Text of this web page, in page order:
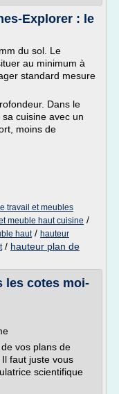
Explorer : le
du sol. Le
au minimum à
standard mesure
Dans le
cuisine avec un
moins de
travail et meubles
meuble haut cuisine /
haut/ hauteur
/ hauteur plan de
les cotes moi-
vos plans de
faut juste vous
scientifique